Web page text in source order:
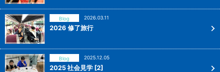
Blog 2026.03.11
2026 修了旅行
Blog 2025.12.05
2025 社会見学 [2]